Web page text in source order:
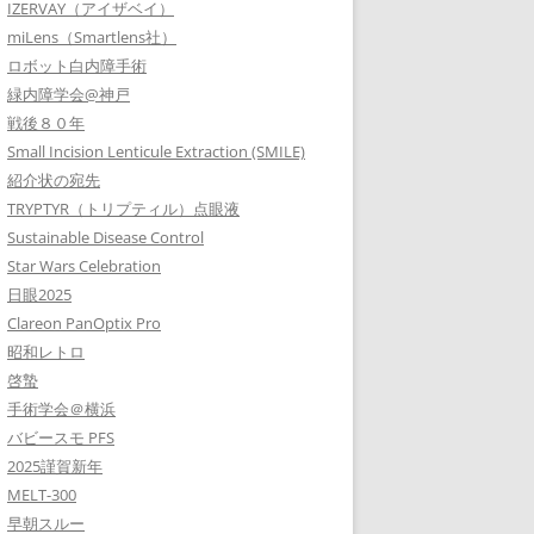
IZERVAY（アイザベイ）
miLens（Smartlens社）
ロボット白内障手術
緑内障学会@神戸
戦後８０年
Small Incision Lenticule Extraction (SMILE)
紹介状の宛先
TRYPTYR（トリプティル）点眼液
Sustainable Disease Control
Star Wars Celebration
日眼2025
Clareon PanOptix Pro
昭和レトロ
啓蟄
手術学会＠横浜
バビースモ PFS
2025謹賀新年
MELT-300
早朝スルー